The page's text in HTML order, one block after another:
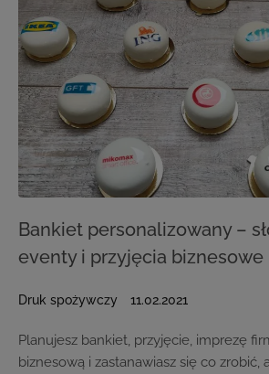
Bankiet personalizowany –
eventy i przyjęcia biznesowe
Druk spożywczy 11.02.2021
Planujesz bankiet, przyjęcie, imprezę
biznesową i zastanawiasz się co zrobić,